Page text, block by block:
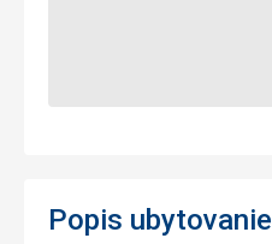
Popis ubytovanie